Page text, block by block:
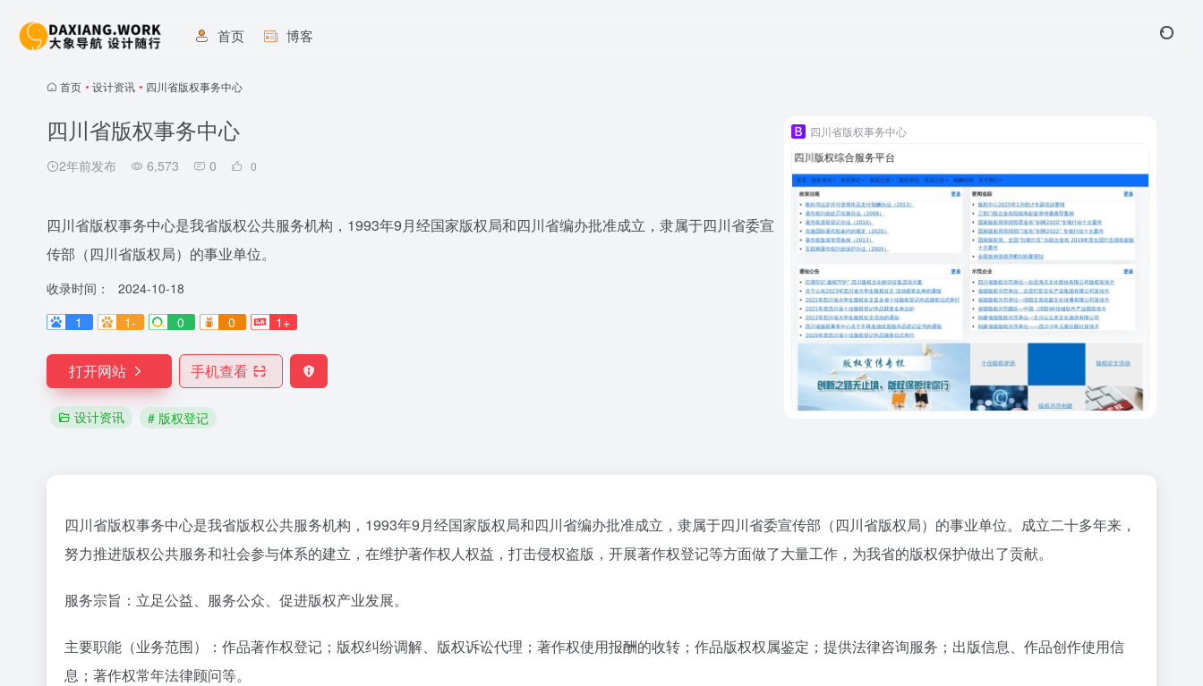
首页 博客
首页 • 设计资讯 • 四川省版权事务中心
四川省版权事务中心
2年前发布 6,573 0 0
四川省版权事务中心是我省版权公共服务机构，1993年9月经国家版权局和四川省编办批准成立，隶属于四川省委宣
传部（四川省版权局）的事业单位。
收录时间：
2024-10-18
1
1- 0 0 1+
打开网站 手机查看
设计资讯 # 版权登记
四川省版权事务中心
四川省版权事务中心是我省版权公共服务机构，1993年9月经国家版权局和四川省编办批准成立，隶属于四川省委宣传部（四川省版权局）的事业单位。成立二十多年来，
努力推进版权公共服务和社会参与体系的建立，在维护著作权人权益，打击侵权盗版，开展著作权登记等方面做了大量工作，为我省的版权保护做出了贡献。
服务宗旨：立足公益、服务公众、促进版权产业发展。
主要职能（业务范围）：作品著作权登记；版权纠纷调解、版权诉讼代理；著作权使用报酬的收转；作品版权权属鉴定；提供法律咨询服务；出版信息、作品创作使用信
息；著作权常年法律顾问等。